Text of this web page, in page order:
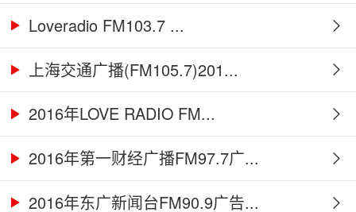
Loveradio FM103.7 ...
上海交通广播(FM105.7)201...
2016年LOVE RADIO FM...
2016年第一财经广播FM97.7广...
2016年东广新闻台FM90.9广告...